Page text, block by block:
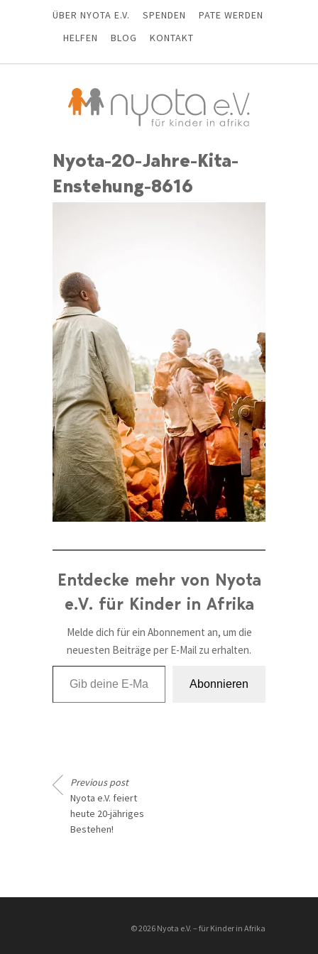
ÜBER NYOTA E.V. SPENDEN
PATE WERDEN
HELFEN
BLOG KONTAKT
Nyota-20-Jahre-Kita-
Enstehung-8616
Entdecke mehr von Nyota
e.V. für Kinder in Afrika
Melde dich für ein Abonnement an, um die
neuesten Beiträge per E-Mail zu erhalten.
Gib deine E-Mail-Adresse ein ...
Abonnieren
Previous post
Nyota e.V. feiert
heute 20-jähriges
Bestehen!
© 2026 Nyota e.V. – für Kinder in Afrika